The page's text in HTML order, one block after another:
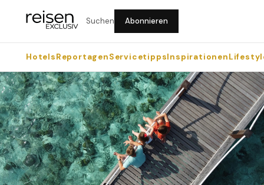
Suchen Abonnieren
HotelsReportagenServicetippsInspirationen